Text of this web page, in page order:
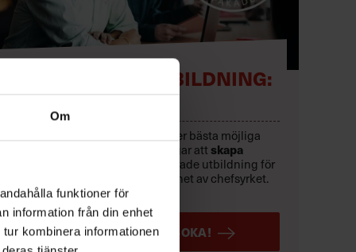
Om
funktioner för
information från din enhet
kombinera informationen
CERTIFIERAD UTBILDNING:
NY SOM CHEF
Ge dig själv eller dina nya chefer bästa möjliga
start i rollen – och förutsättningar att skapa
Sveriges mest etablerade utbildning för
dig med upp till två års erfarenhet av chefsyrket.
Löpande starter.
LÄS MER OCH BOKA!